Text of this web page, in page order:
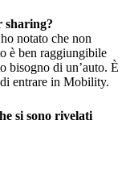
sharing?
notato che non
è ben raggiungibile
bisogno di un’auto. È
entrare in Mobility.
si sono rivelati